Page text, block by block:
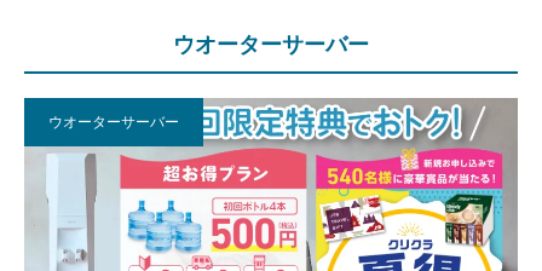
ウオーターサーバー
ウオーターサーバー